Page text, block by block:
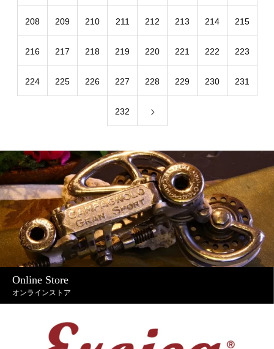
208 209 210 211 212 213 214 215
216 217 218 219 220 221 222 223
224 225 226 227 228 229 230 231
232
Online Store
オンラインストア